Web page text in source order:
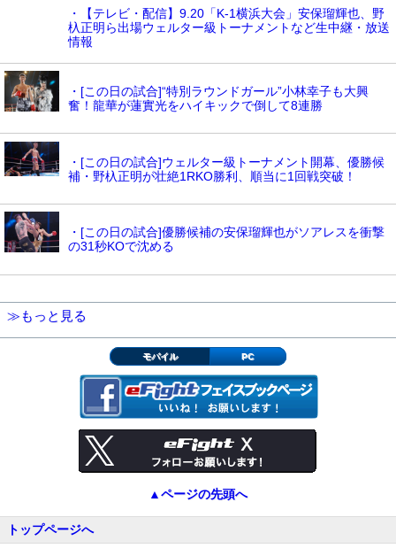
・【テレビ・配信】9.20「K-1横浜大会」安保瑠輝也、野
杁正明ら出場ウェルター級トーナメントなど生中継・放送
情報
・[この日の試合]“特別ラウンドガール”小林幸子も大興
奮！龍華が蓮實光をハイキックで倒して8連勝
・[この日の試合]ウェルター級トーナメント開幕、優勝候
補・野杁正明が壮絶1RKO勝利、順当に1回戦突破！
・[この日の試合]優勝候補の安保瑠輝也がソアレスを衝撃
の31秒KOで沈める
≫もっと見る
モバイル PC
▲ページの先頭へ
トップページへ